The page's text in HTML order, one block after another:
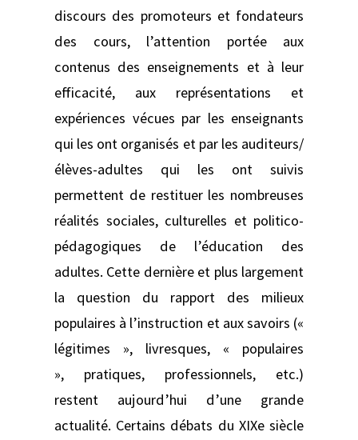
discours des promoteurs et fondateurs
des cours, l’attention portée aux
contenus des enseignements et à leur
efficacité, aux représentations et
expériences vécues par les enseignants
qui les ont organisés et par les auditeurs/
élèves-adultes qui les ont suivis
permettent de restituer les nombreuses
réalités sociales, culturelles et politico-
pédagogiques de l’éducation des
adultes. Cette dernière et plus largement
la question du rapport des milieux
populaires à l’instruction et aux savoirs («
légitimes », livresques, « populaires
», pratiques, professionnels, etc.)
restent aujourd’hui d’une grande
actualité. Certains débats du XIXe siècle